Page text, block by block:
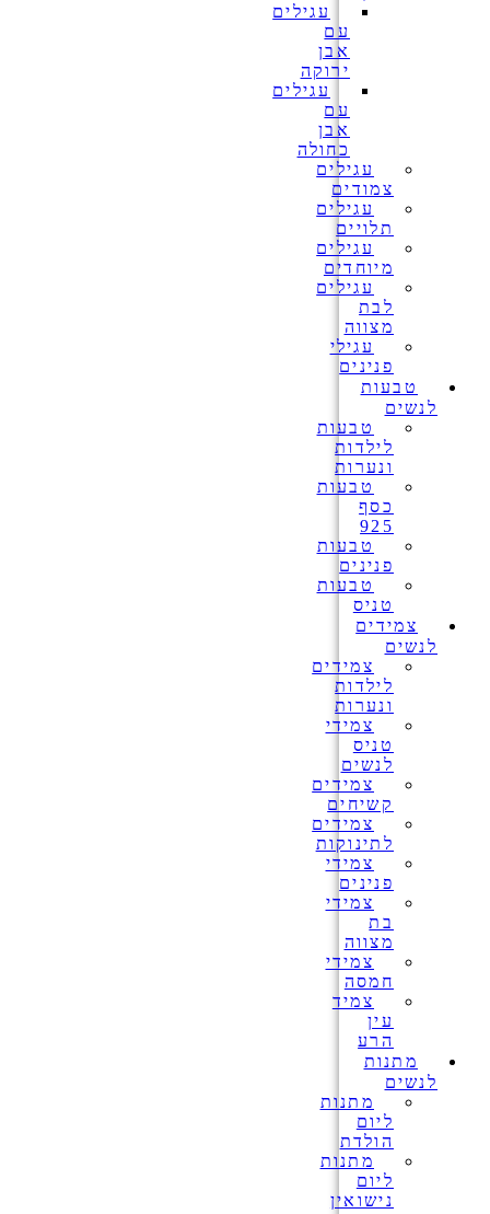
עגילים
עם
אבן
ירוקה
עגילים
עם
אבן
כחולה
עגילים
צמודים
עגילים
תלויים
עגילים
מיוחדים
עגילים
לבת
מצווה
עגילי
פנינים
טבעות
לנשים
טבעות
לילדות
ונערות
טבעות
כסף
925
טבעות
פנינים
טבעות
טניס
צמידים
לנשים
צמידים
לילדות
ונערות
צמידי
טניס
לנשים
צמידים
קשיחים
צמידים
לתינוקות
צמידי
פנינים
צמידי
בת
מצווה
צמידי
חמסה
צמיד
עין
הרע
מתנות
לנשים
מתנות
ליום
הולדת
מתנות
ליום
נישואין